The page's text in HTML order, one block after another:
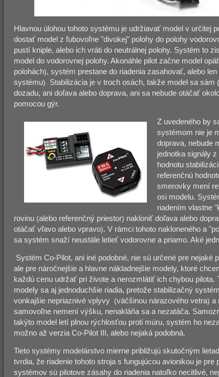
Hlavnou úlohou tohoto systému je udržiavať model v určitej
dostať model z ľubovoľne "divokej" polohy do polohy
pustí kniple, alebo ich vráti do neutrálnej polohy. Systém to
model do vodorovnej polohy. Akonáhle pilot začne model
polohách), systém prestane do riadenia zasahovať, alebo
systému). Stabilizácia je v troch osách, takže model sa sám (
dozadu, ani doľava alebo doprava, ani sa nebude otáčať
pomocou gýr.
Z uvedeného by
systémom nie je
doprava, nebude
jednotka signály
hodnotu
referenčnú
smerovky mení
osi modelu.
riadením vlastne
rovinu (alebo referenčný priestor) nakloniť doľava alebo
otáčať vľavo alebo vpravo). V rámci tohoto nakloneného a
sa systém snaží neustále letieť vodorovne a priamo. Aké
Systém Co-Pilot, ani iné podobné, nie sú určené pre nejaké
ale pre náročnejšie a hlavne nákladnejšie modely, ktoré
každú cenu udržať pri živote a nerozmlátiť ich chybou pilota.
modely sa aj jednoduchšie riadia, pretože stabilizačný
vonkajšie nepriaznivé vplyvy (väčšinou nárazového vetra) a
samovoľne nemení výšku, nenakláňa sa a nezatáča.
takýto model letí plnou rýchlosťou proti múru, systém ho
možno až verzia Co-Pilot III, alebo nejaká podobná.
Tieto systémy modelárstvo mierne približujú skutočným
tvrdia, že riadenie tohoto stroja s fungujúcou avionikou je pre
systémov sú pilotove zásahy do riadenia natoľko necitlivé,